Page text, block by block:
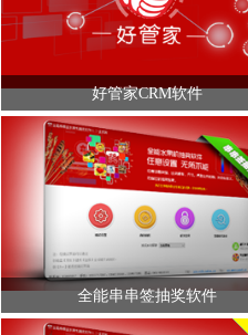
好管家CRM软件
全能串串签抽奖软件